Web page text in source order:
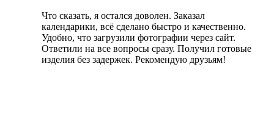
Что сказать, я остался доволен. Заказал
календарики, всё сделано быстро и качественно.
Удобно, что загрузили фотографии через сайт.
Ответили на все вопросы сразу. Получил готовые
изделия без задержек. Рекомендую друзьям!